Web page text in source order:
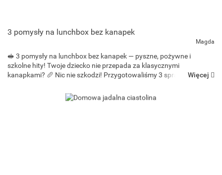
3 pomysły na lunchbox bez kanapek
Magda
🥪 3 pomysły na lunchbox bez kanapek — pyszne, pożywne i
szkolne hity! Twoje dziecko nie przepada za klasycznymi
kanapkami? 🥖 Nic nie szkodzi! Przygotowaliśmy 3 sprawdzone
Więcej